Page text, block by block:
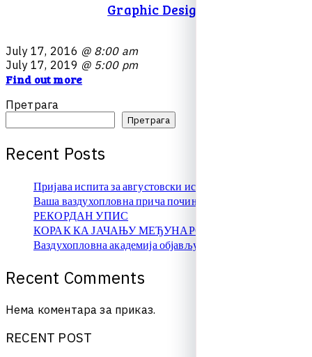
Graphic Design
July 17, 2016 @ 8:00 am
July 17, 2019 @ 5:00 pm
Find out more
Претрага
Претрага
Recent Posts
Пријава испита за августовски испитни рок
Ваша ваздухопловна прича почиње овде!
РЕКОРДАН УПИС
КОРАК КА ЈАЧАЊУ МЕЂУНАРОДНЕ САРАДЊЕ
Ваздухопловна академија објављује упис на � …
Recent Comments
Нема коментара за приказ.
RECENT POST